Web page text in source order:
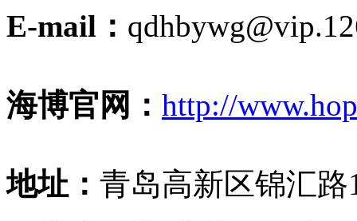
E-mail：
海博官网： http://
地址： 青岛高新区锦汇路